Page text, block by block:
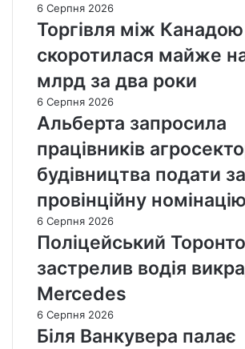
6 Серпня 2026
Торгівля між
скоротилася майже
млрд за два роки
6 Серпня 2026
Альберта запросила
працівників
будівництва подати
провінційну номінацію
6 Серпня 2026
Поліцейський Торонто
застрелив водія
Mercedes
6 Серпня 2026
Біля Ванкувера палає